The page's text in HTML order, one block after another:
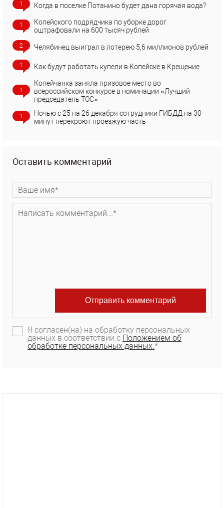
1 Когда в поселке Потанино будет дана горячая вода?
1
Копейского подрядчика по уборке дорог
оштрафовали на 600 тысяч рублей
2 Челябинец выиграл в лотерею 5,6 миллионов рублей
1 Как будут работать купели в Копейске в Крещение
1
Копейчанка заняла призовое место во
всероссийском конкурсе в номинации «Лучший
председатель ТОС»
1
Ночью с 25 на 26 декабря сотрудники ГИБДД на 30
минут перекроют проезжую часть
Оставить комментарий
Я согласен(на) на обработку персональных
данных в соответствии с Положением об
обработке персональных данных.*